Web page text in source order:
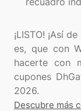
¡LISTO! ¡Así
es, que con
hacerte con
cupones
Descubre más